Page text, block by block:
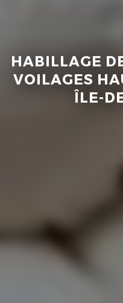
HABILLAGE
VOILAGES
ÎLE-